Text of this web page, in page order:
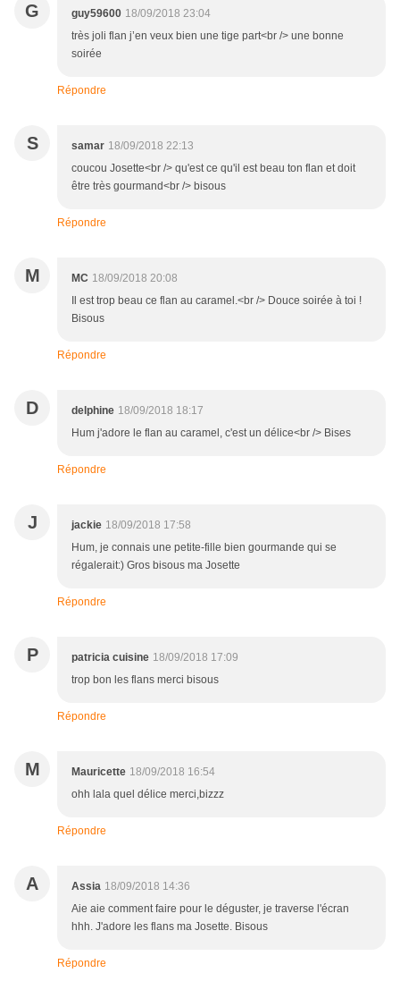
G guy59600 18/09/2018 23:04
très joli flan j’en veux bien une tige part<br /> une bonne
soirée
Répondre
S samar 18/09/2018 22:13
coucou Josette<br /> qu'est ce qu'il est beau ton flan et doit
être très gourmand<br /> bisous
Répondre
M MC 18/09/2018 20:08
Il est trop beau ce flan au caramel.<br /> Douce soirée à toi !
Bisous
Répondre
D delphine 18/09/2018 18:17
Hum j'adore le flan au caramel, c'est un délice<br /> Bises
Répondre
J jackie 18/09/2018 17:58
Hum, je connais une petite-fille bien gourmande qui se
régalerait:) Gros bisous ma Josette
Répondre
P patricia cuisine 18/09/2018 17:09
trop bon les flans merci bisous
Répondre
M Mauricette 18/09/2018 16:54
ohh lala quel délice merci,bizzz
Répondre
A Assia 18/09/2018 14:36
Aie aie comment faire pour le déguster, je traverse l'écran
hhh. J'adore les flans ma Josette. Bisous
Répondre